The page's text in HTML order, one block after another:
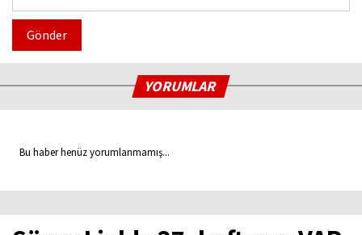
Gönder
YORUMLAR
Bu haber henüz yorumlanmamış...